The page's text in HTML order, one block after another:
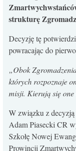
strukturę
Decyzję tę
powracając do
„Obok
których rozpoznaje
misji. Kierują się
W związku z
Adam Piasecki CR
Szkołę Nowej
Prowincji